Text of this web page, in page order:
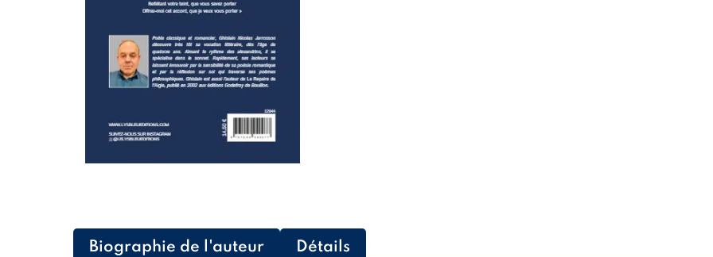
Biographie de l'auteur Détails